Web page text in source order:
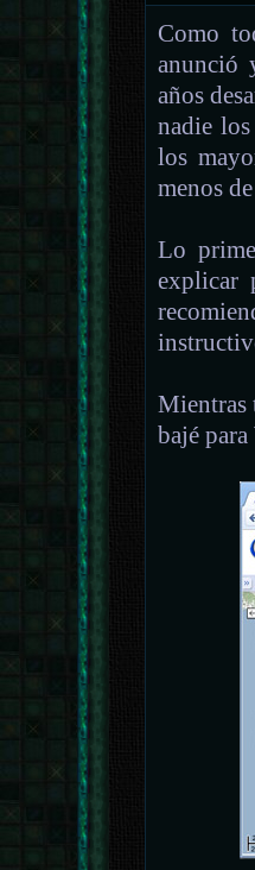
Como
anunció
años
nadie
los
menos
Lo
explicar
Mientras
bajé